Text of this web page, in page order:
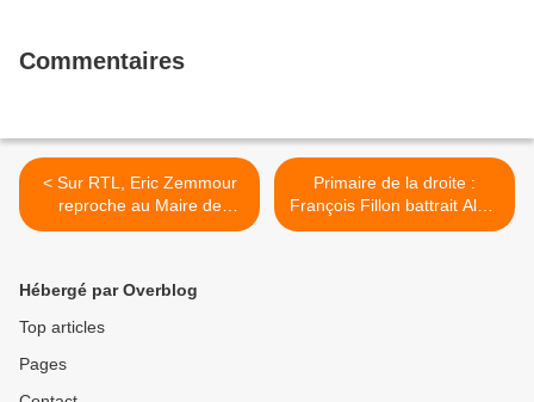
Commentaires
< Sur RTL, Eric Zemmour
reproche au Maire de
Bordeaux sa complaisance
Primaire de la droite :
François Fillon battrait Alain
Juppé avec 65 % des voix >
Hébergé par Overblog
Top articles
Pages